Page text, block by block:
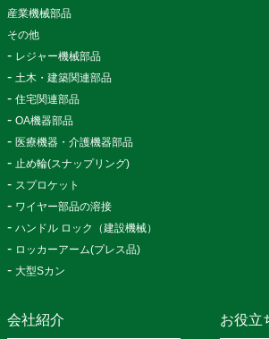
産業機械部品
その他
レジャー機械部品
土木・建築関連部品
住宅関連部品
OA機器部品
医療機器・介護機器部品
止め輪(スナップリング)
スプロケット
ワイヤー部品の溶接
ハンドル ロック（建設機械）
ロッカーアーム(プレス品)
大型Sカン
会社紹介 お役立